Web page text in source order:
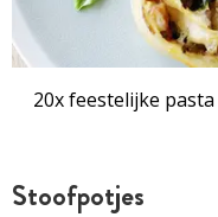
20x feestelijke
Stoofpotjes